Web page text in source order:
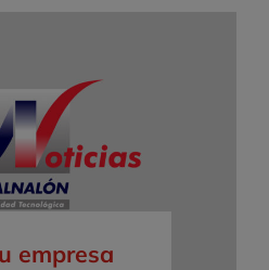
empresa